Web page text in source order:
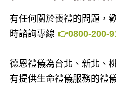
有任何關於喪禮的問題，
時諮詢專線 👉0800-200-
德恩禮儀為台北、新北、
有提供生命禮儀服務的禮